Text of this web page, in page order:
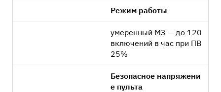
Режим работы
умеренный М3 — до 120
включений в час при ПВ
25%
Безопасное напряжени
е пульта